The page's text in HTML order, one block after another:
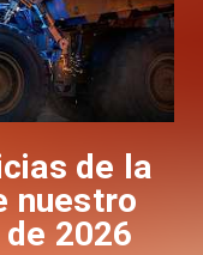
de la
nuestro
2026